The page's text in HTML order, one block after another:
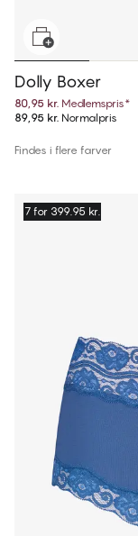
Dolly Boxer
80,95 kr. Medlemspris*
89,95 kr. Normalpris
Findes i flere farver
7 for 399.95 kr.